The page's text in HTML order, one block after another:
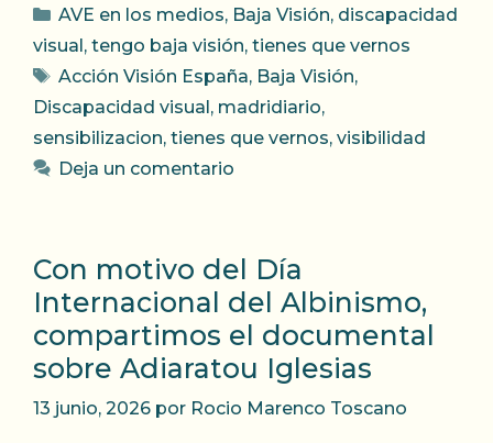
Categorías
AVE en los medios, Baja Visión, discapacidad
visual , tengo baja visión, tienes que vernos
Etiquetas
Acción Visión España, Baja Visión,
Discapacidad visual , madridiario,
sensibilizacion, tienes que vernos, visibilidad
Deja un comentario
Con motivo del Día
Internacional del Albinismo,
compartimos el documental
sobre Adiaratou Iglesias
13 junio, 2026 por Rocio Marenco Toscano